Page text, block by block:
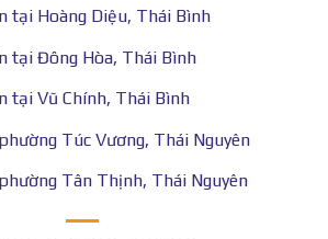
tại Hoàng Diệu, Thái Bình
tại Đông Hòa, Thái Bình
tại Vũ Chính, Thái Bình
Túc Vương, Thái Nguyên
Tân Thịnh, Thái Nguyên